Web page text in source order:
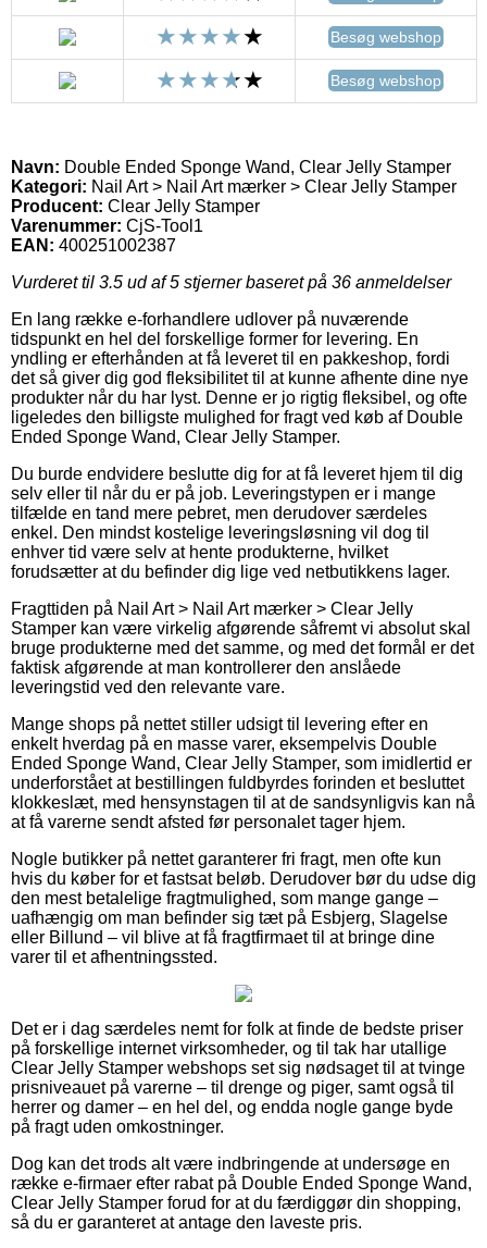
Besøg webshop
Besøg webshop
Navn: Double Ended Sponge Wand, Clear Jelly Stamper
Kategori: Nail Art > Nail Art mærker > Clear Jelly Stamper
Producent: Clear Jelly Stamper
Varenummer: CjS-Tool1
EAN: 400251002387
Vurderet til 3.5 ud af 5 stjerner baseret på 36 anmeldelser
En lang række e-forhandlere udlover på nuværende
tidspunkt en hel del forskellige former for levering. En
yndling er efterhånden at få leveret til en pakkeshop, fordi
det så giver dig god fleksibilitet til at kunne afhente dine nye
produkter når du har lyst. Denne er jo rigtig fleksibel, og ofte
ligeledes den billigste mulighed for fragt ved køb af Double
Ended Sponge Wand, Clear Jelly Stamper.
Du burde endvidere beslutte dig for at få leveret hjem til dig
selv eller til når du er på job. Leveringstypen er i mange
tilfælde en tand mere pebret, men derudover særdeles
enkel. Den mindst kostelige leveringsløsning vil dog til
enhver tid være selv at hente produkterne, hvilket
forudsætter at du befinder dig lige ved netbutikkens lager.
Fragttiden på Nail Art > Nail Art mærker > Clear Jelly
Stamper kan være virkelig afgørende såfremt vi absolut skal
bruge produkterne med det samme, og med det formål er det
faktisk afgørende at man kontrollerer den anslåede
leveringstid ved den relevante vare.
Mange shops på nettet stiller udsigt til levering efter en
enkelt hverdag på en masse varer, eksempelvis Double
Ended Sponge Wand, Clear Jelly Stamper, som imidlertid er
underforstået at bestillingen fuldbyrdes forinden et besluttet
klokkeslæt, med hensynstagen til at de sandsynligvis kan nå
at få varerne sendt afsted før personalet tager hjem.
Nogle butikker på nettet garanterer fri fragt, men ofte kun
hvis du køber for et fastsat beløb. Derudover bør du udse dig
den mest betalelige fragtmulighed, som mange gange –
uafhængig om man befinder sig tæt på Esbjerg, Slagelse
eller Billund – vil blive at få fragtfirmaet til at bringe dine
varer til et afhentningssted.
Det er i dag særdeles nemt for folk at finde de bedste priser
på forskellige internet virksomheder, og til tak har utallige
Clear Jelly Stamper webshops set sig nødsaget til at tvinge
prisniveauet på varerne – til drenge og piger, samt også til
herrer og damer – en hel del, og endda nogle gange byde
på fragt uden omkostninger.
Dog kan det trods alt være indbringende at undersøge en
række e-firmaer efter rabat på Double Ended Sponge Wand,
Clear Jelly Stamper forud for at du færdiggør din shopping,
så du er garanteret at antage den laveste pris.